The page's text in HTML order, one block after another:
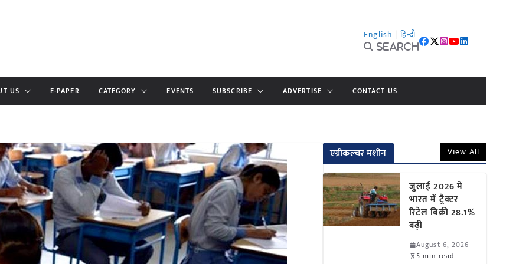
English | हिन्दी
Search
US E-PAPER CATEGORY EVENTS SUBSCRIBE ADVERTISE CONTACT US
एग्रीकल्चर मशीन View All
जुलाई 2026 में
भारत में ट्रैक्टर
रिटेल बिक्री 28.1%
बढ़ी
August 6, 2026
5 min read